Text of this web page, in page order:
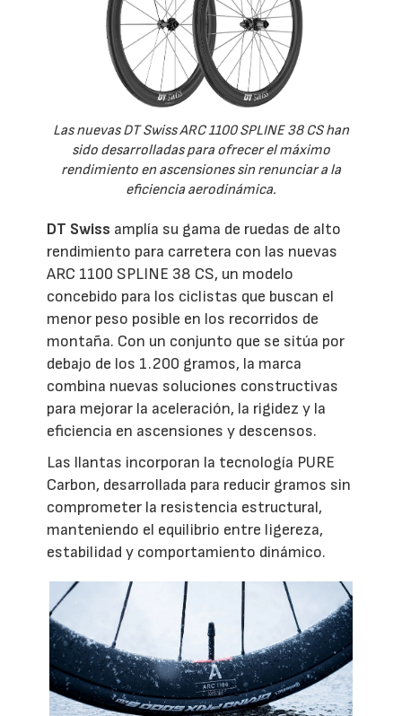
Las nuevas DT Swiss ARC 1100 SPLINE 38 CS han
sido desarrolladas para ofrecer el máximo
rendimiento en ascensiones sin renunciar a la
eficiencia aerodinámica.
DT Swiss amplía su gama de ruedas de alto
rendimiento para carretera con las nuevas
ARC 1100 SPLINE 38 CS, un modelo
concebido para los ciclistas que buscan el
menor peso posible en los recorridos de
montaña. Con un conjunto que se sitúa por
debajo de los 1.200 gramos, la marca
combina nuevas soluciones constructivas
para mejorar la aceleración, la rigidez y la
eficiencia en ascensiones y descensos.
Las llantas incorporan la tecnología PURE
Carbon, desarrollada para reducir gramos sin
comprometer la resistencia estructural,
manteniendo el equilibrio entre ligereza,
estabilidad y comportamiento dinámico.